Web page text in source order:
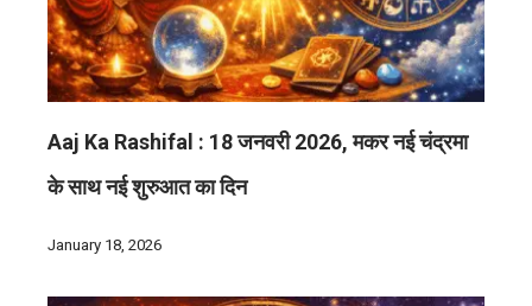
Aaj Ka Rashifal : 18 जनवरी 2026, मकर नई चंद्रमा
के साथ नई शुरुआत का दिन
January 18, 2026